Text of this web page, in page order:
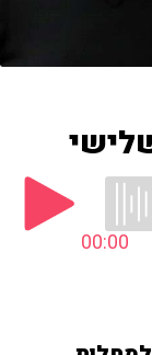
00:00